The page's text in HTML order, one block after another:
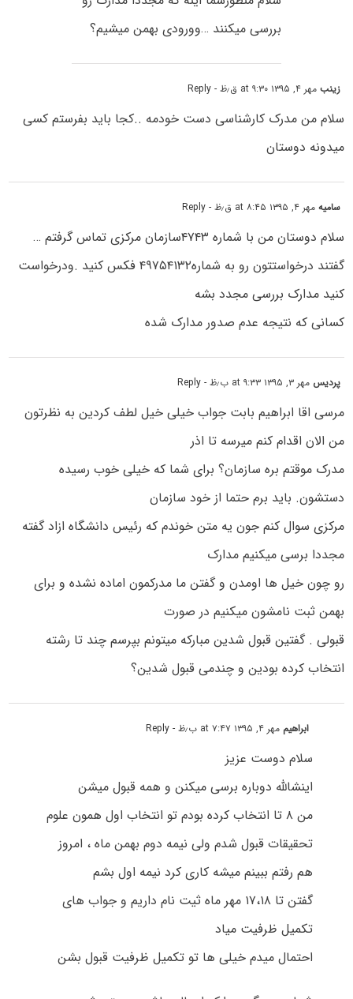
بررسی میکنند …وورودی بهمن میشیم؟
زینبمهر ۴, ۱۳۹۵ at ۹:۳۰ ق٫ظ - Reply
سلام من مدرک کارشناسی دست خودمه ..کجا باید بفرستم کسی
میدونه دوستان
سامیهمهر ۴, ۱۳۹۵ at ۸:۴۵ ق٫ظ - Reply
سلام دوستان من با شماره ۴۷۴۳سازمان مرکزی تماس گرفتم …
گفتند درخواستتون رو به شماره۴۹۷۵۴۱۳۲ فکس کنید .ودرخواست
کنید مدارک بررسی مجدد بشه
کسانی که نتیجه عدم صدور مدارک شده
پردیس مهر ۳, ۱۳۹۵ at ۹:۳۳ ب٫ظ - Reply
مرسی اقا ابراهیم بابت جواب خیلی خیل لطف کردین به نظرتون
من الان اقدام کنم میرسه تا اذر
مدرک موقتم بره سازمان؟ برای شما که خیلی خوب رسیده
دستشون. باید برم حتما از خود سازمان
مرکزی سوال کنم جون یه متن خوندم که رئیس دانشگاه ازاد گفته
مجددا برسی میکنیم مدارک
رو چون خیل ها اومدن و گفتن ما مدرکمون اماده نشده و برای
بهمن ثبت نامشون میکنیم در صورت
قبولی . گفتین قبول شدین مبارکه میتونم بپرسم چند تا رشته
انتخاب کرده بودین و چندمی قبول شدین؟
ابراهیم مهر ۴, ۱۳۹۵ at ۷:۴۷ ب٫ظ - Reply
سلام دوست عزیز
اینشالله دوباره برسی میکنن و همه قبول میشن
من ۸ تا انتخاب کرده بودم تو انتخاب اول همون علوم
تحقیقات قبول شدم ولی نیمه دوم بهمن ماه ، امروز
هم رفتم ببینم میشه کاری کرد نیمه اول بشم
گفتن تا ۱۷،۱۸ مهر ماه ثیت نام داریم و جواب های
تکمیل ظرفیت میاد
احتمال میدم خیلی ها تو تکمیل ظرفیت قبول بشن